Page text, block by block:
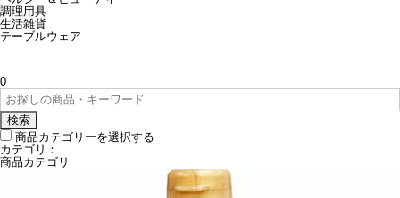
調理用具
生活雑貨
テーブルウェア
0
検索
商品カテゴリーを選択する
カテゴリ：
商品カテゴリ